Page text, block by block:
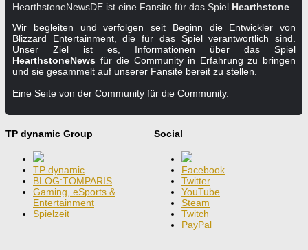
HearthstoneNewsDE ist eine Fansite für das Spiel Hearthstone
Wir begleiten und verfolgen seit Beginn die Entwickler von
Blizzard Entertainment, die für das Spiel verantwortlich sind.
Unser Ziel ist es, Informationen über das Spiel
HearthstoneNews für die Community in Erfahrung zu bringen
und sie gesammelt auf unserer Fansite bereit zu stellen.
Eine Seite von der Community für die Community.
TP dynamic Group
TP dynamic
BLOG:TOMPARIS
Gaming, eSports &
Entertainment
Spielzeit
Social
Facebook
Twitter
YouTube
Steam
Twitch
PayPal